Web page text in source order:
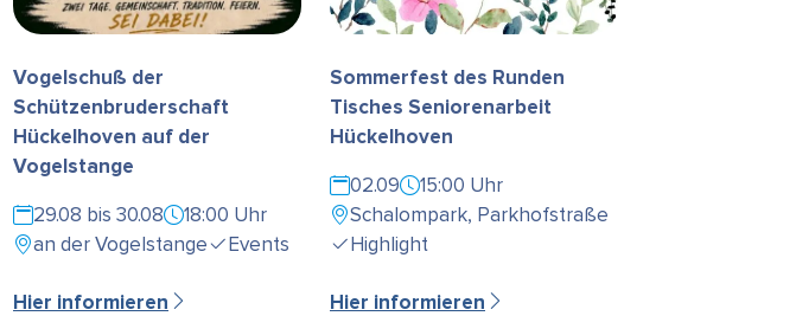
Vogelschuß der
Schützenbruderschaft
Hückelhoven auf der
Vogelstange
29.08 bis 30.08
18:00 Uhr
an der Vogelstange
Events
Hier informieren
Sommerfest des Runden
Tisches Seniorenarbeit
Hückelhoven
02.09
15:00 Uhr
Schalompark, Parkhofstraße
Highlight
Hier informieren